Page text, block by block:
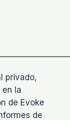
privado,
en la
de Evoke
de